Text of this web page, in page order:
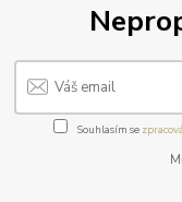
Souhlasím se